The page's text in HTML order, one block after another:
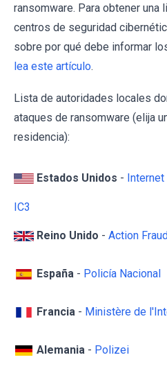
ransomware. Para obtener una
centros de seguridad
sobre por qué debe informar
lea este artículo.
Lista de autoridades locales
ataques de ransomware (elija
residencia):
Estados Unidos - Internet
IC3
Reino Unido - Action
España - Policía Nacional
Francia - Ministère de
Alemania - Polizei